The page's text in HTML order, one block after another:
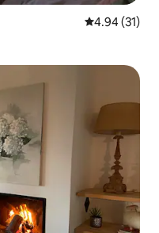
Meánrátáil
4.94 (31)